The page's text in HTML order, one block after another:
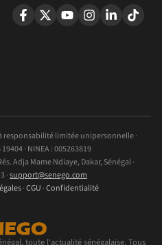
responsabilité limitée unipersonnelle ·
19404 · NINEA : 005263819
Adja Mame Ndiaye, Dakar, Sénégal ·
·support@senego.com
·CGU ·Confidentialité
toute l'actualité sénégalaise. Tous